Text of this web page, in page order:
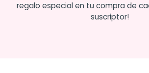
regalo especial en tu compra de
suscriptor!